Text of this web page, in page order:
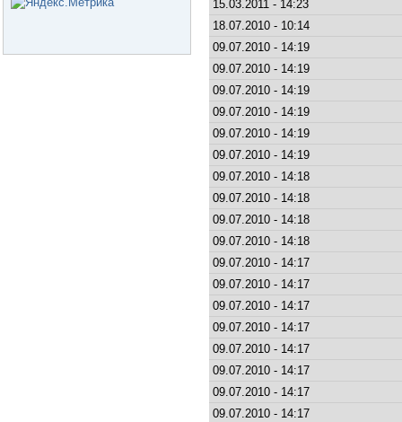
15.03.2011 - 14:23
18.07.2010 - 10:14
09.07.2010 - 14:19
09.07.2010 - 14:19
09.07.2010 - 14:19
09.07.2010 - 14:19
09.07.2010 - 14:19
09.07.2010 - 14:19
09.07.2010 - 14:18
09.07.2010 - 14:18
09.07.2010 - 14:18
09.07.2010 - 14:18
09.07.2010 - 14:17
09.07.2010 - 14:17
09.07.2010 - 14:17
09.07.2010 - 14:17
09.07.2010 - 14:17
09.07.2010 - 14:17
09.07.2010 - 14:17
09.07.2010 - 14:17